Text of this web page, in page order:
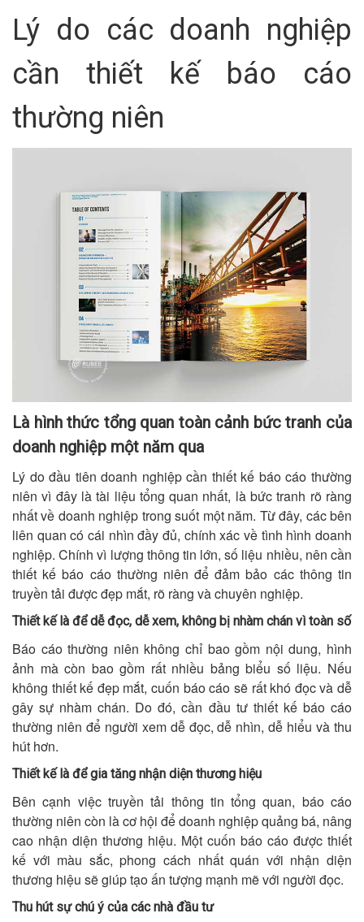
Lý do các doanh nghiệp
cần thiết kế báo cáo
thường niên
Là hình thức tổng quan toàn cảnh bức tranh của
doanh nghiệp một năm qua
Lý do đầu tiên doanh nghiệp cần thiết kế báo cáo thường
niên vì đây là tài liệu tổng quan nhất, là bức tranh rõ ràng
nhất về doanh nghiệp trong suốt một năm. Từ đây, các bên
liên quan có cái nhìn đầy đủ, chính xác về tình hình doanh
nghiệp. Chính vì lượng thông tin lớn, số liệu nhiều, nên cần
thiết kế báo cáo thường niên để đảm bảo các thông tin
truyền tải được đẹp mắt, rõ ràng và chuyên nghiệp.
Thiết kế là để dễ đọc, dễ xem, không bị nhàm chán vì toàn số
Báo cáo thường niên không chỉ bao gồm nội dung, hình
ảnh mà còn bao gồm rất nhiều bảng biểu số liệu. Nếu
không thiết kế đẹp mắt, cuốn báo cáo sẽ rất khó đọc và dễ
gây sự nhàm chán. Do đó, cần đầu tư thiết kế báo cáo
thường niên để người xem dễ đọc, dễ nhìn, dễ hiểu và thu
hút hơn.
Thiết kế là để gia tăng nhận diện thương hiệu
Bên cạnh việc truyền tải thông tin tổng quan, báo cáo
thường niên còn là cơ hội để doanh nghiệp quảng bá, nâng
cao nhận diện thương hiệu. Một cuốn báo cáo được thiết
kế với màu sắc, phong cách nhất quán với nhận diện
thương hiệu sẽ giúp tạo ấn tượng mạnh mẽ với người đọc.
Thu hút sự chú ý của các nhà đầu tư